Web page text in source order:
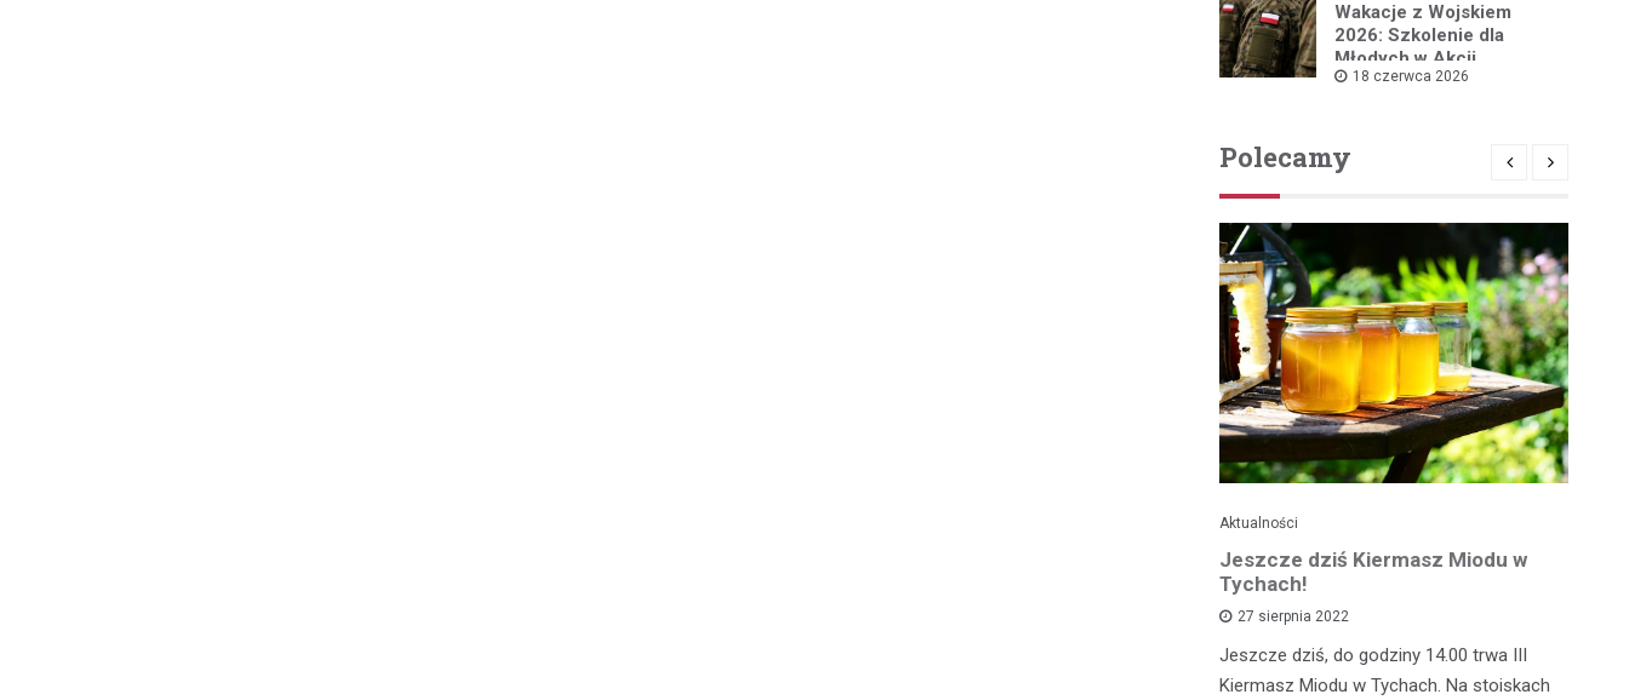
Wakacje z Wojskiem
2026: Szkolenie dla
Młodych w Akcji
18 czerwca 2026
Polecamy
Aktualności
Jeszcze dziś Kiermasz Miodu w
Tychach!
27 sierpnia 2022
Jeszcze dziś, do godziny 14.00 trwa III
Kiermasz Miodu w Tychach. Na stoiskach